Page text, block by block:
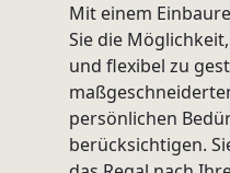
Mit einem
Sie die
und flexibel zu
persönlichen
berücksichtigen.